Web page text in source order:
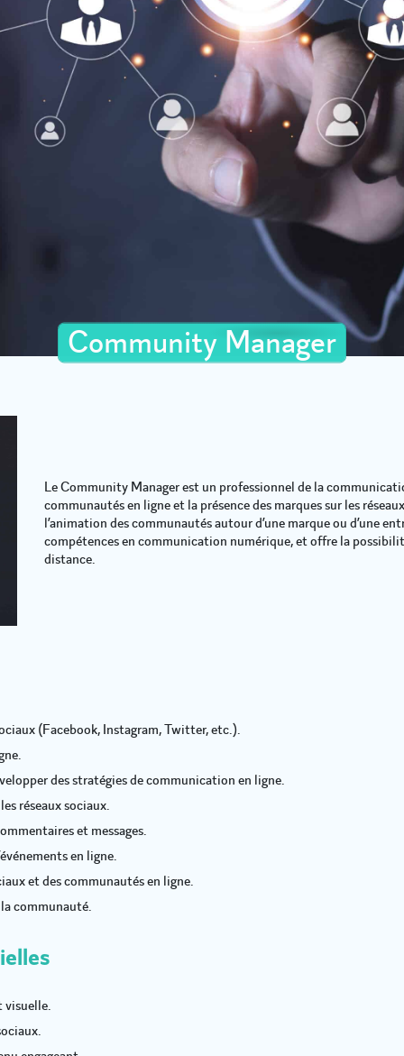
Community Manager
Le Community Manager est un professionnel de la
communautés en ligne et la présence des marques sur les
l’animation des communautés autour d’une marque ou d’une
compétences en communication numérique, et offre la
distance.
(Facebook, Instagram, Twitter, etc.).
des stratégies de communication en ligne.
réseaux sociaux.
et messages.
en ligne.
et des communautés en ligne.
communauté.
visuelle.